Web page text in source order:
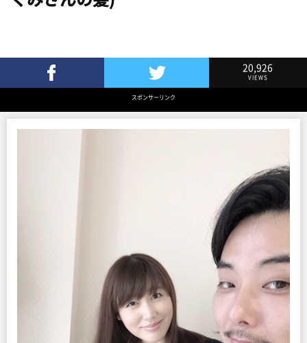
Twitterでツイート
20,926
VIEWS
スポンサーリンク